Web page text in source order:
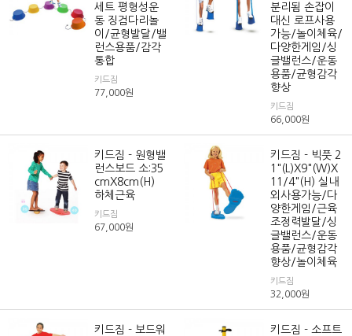
세트 평형성운
동 징검다리놀
이/균형발달/밸
런스용품/감각
통합
키드짐
77,000원
분리됨 손잡이
대신 로프사용
가능/놀이체육/
다양한게임/싱
글밸런스/운동
용품/균형감각
향상
키드짐
66,000원
키드짐 - 원형밸
런스보드 소:35
cmX8cm(H)
하체근육
키드짐
67,000원
키드짐 - 빅풋 2
1"(L)X9"(W)X
11/4"(H) 실내
외사용가능/다
양한게임/근육
조정력발달/싱
글밸런스/운동
용품/균형감각
향상/놀이체육
키드짐
32,000원
키드짐 - 보드워
키드짐 - 소프트